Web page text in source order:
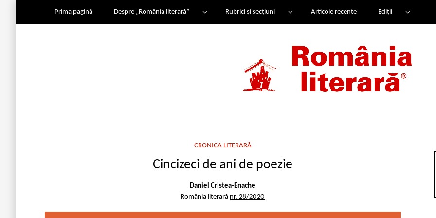
Prima pagină Despre „România literară” Rubrici și secțiuni Articole recente Ediții
CRONICA LITERARĂ
Cincizeci de ani de poezie
Daniel Cristea-Enache
România literară nr. 28/2020